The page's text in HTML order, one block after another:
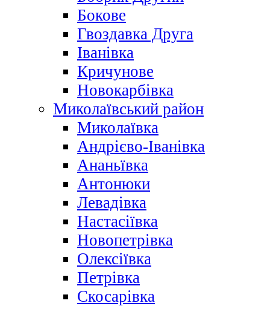
Бокове
Гвоздавка Друга
Іванівка
Кричунове
Новокарбівка
Миколаївський район
Миколаївка
Андрієво-Іванівка
Ананьївка
Антонюки
Левадівка
Настасіївка
Новопетрівка
Олексіївка
Петрівка
Скосарівка